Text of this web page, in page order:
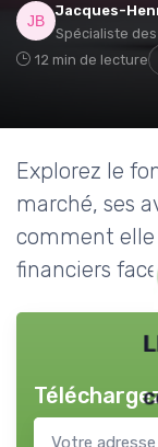
Jacques-
Spécialiste
12 min de lecture
Explorez le
marché, ses
comment elle
financiers